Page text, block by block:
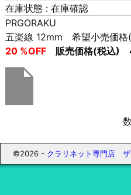
在庫状態 : 在庫確認
PRGORAKU
五楽線 12mm 希望小売価
20 %OFF販売価格(税込)
©2026 - クラリネット専門店